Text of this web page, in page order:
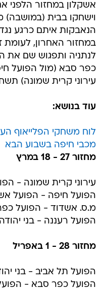
אשקלון במחזור הלפני
וישחקו בבית (במושבה)
הנאבקות איתם כרגע
במחזור האחרון,
לנתניה ותפגוש שם את
כפר סבא (מול הפועל
עירוני קרית שמונה)
עוד בנושא:
לוח משחקי הפלייאוף
מכבי חיפה בשבוע הבא
מחזור 27 - 18 במרץ
עירוני קרית שמונה -
הפועל חיפה - הפועל
מ.ס. אשדוד - הפועל
הפועל רעננה - בני יהודה
מחזור 28 - 1 באפריל
הפועל תל אביב - בני
הפועל כפר סבא -